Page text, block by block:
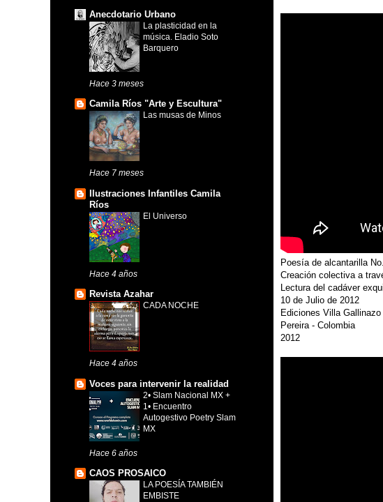
Poesía de alcantarilla
Creación colectiva a
Lectura del cadáver
10 de Julio de 2012
Ediciones Villa Gallinazo
Pereira - Colombia
2012
Anecdotario Urbano
La plasticidad en la
música. Eladio Soto
Barquero
Hace 3 meses
Camila Ríos "Arte y Escultura"
Las musas de Minos
Hace 7 meses
Ilustraciones Infantiles Camila
Ríos
El Universo
Hace 4 años
Revista Azahar
CADA NOCHE
Hace 4 años
Voces para intervenir la realidad
2• Slam Nacional MX +
1• Encuentro
Autogestivo Poetry Slam
MX
Hace 6 años
CAOS PROSAICO
LA POESÍA TAMBIÉN
EMBISTE